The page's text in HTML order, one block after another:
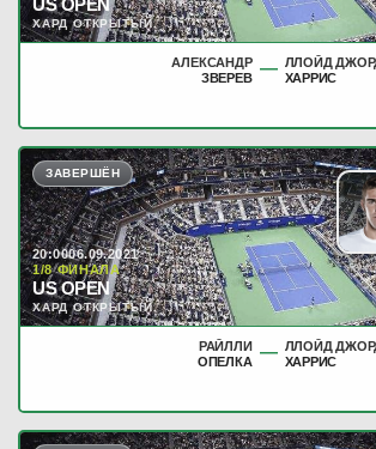
US OPEN
ХАРД ОТКРЫТЫЙ
АЛЕКСАНДР
ЗВЕРЕВ — ЛЛОЙД
ХАРРИС
ЗАВЕРШЁН
20:0006.09.2021
1/8 ФИНАЛА
US OPEN
ХАРД ОТКРЫТЫЙ
РАЙЛЛИ
ОПЕЛКА — ЛЛОЙД
ХАРРИС